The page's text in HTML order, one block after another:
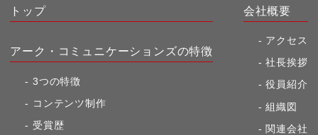
トップ
アーク・コミュニケーションズの特徴
3つの特徴
コンテンツ制作
受賞歴
会社概要
アクセス
社長挨拶
役員紹介
組織図
関連会社